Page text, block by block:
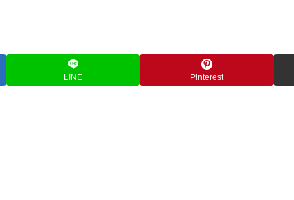
LINE Pinterest